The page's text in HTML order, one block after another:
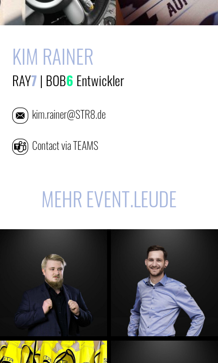
KIM RAINER
RAY7 | BOB6 Entwickler
kim.rainer@STR8.de
Contact via TEAMS
MEHR EVENT.LEUDE
E-Mail E-Mail
E-Mail